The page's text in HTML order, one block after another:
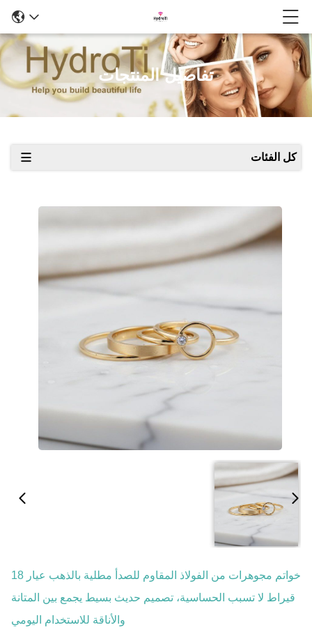
تفاصيل المنتجات
كل الفئات
خواتم مجوهرات من الفولاذ المقاوم للصدأ مطلية بالذهب عيار 18
قيراط لا تسبب الحساسية، تصميم حديث بسيط يجمع بين المتانة
والأناقة للاستخدام اليومي